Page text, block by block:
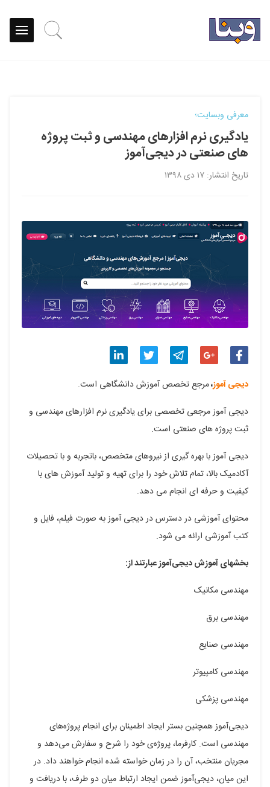
معرفی وبسایت؛
یادگیری نرم افزارهای مهندسی و ثبت پروژه
های صنعتی در دیجی‌آموز
تاریخ انتشار: ۱۷ دی ۱۳۹۸
در
در
پلاس
در
اشتراک
در
دیجی آموز،مرجع تخصص‌ آموزش دانشگاهی است.
دیجی آموز مرجعی تخصصی برای یادگیری نرم افزارهای مهندسی و
ثبت پروژه های صنعتی است.
دیجی آموز با بهره گیری از نیروهای متخصص، باتجربه و با تحصیلات
آکادمیک بالا، تمام تلاش خود را برای تهیه و تولید آموزش های با
کیفیت و حرفه ای انجام می دهد.
محتوای آموزشی در دسترس در دیجی آموز به صورت فیلم، فایل و
کتب آموزشی ارائه می شود.
بخش‎های آموزش دیجی‌آموز عبارتند از:
مهندسی مکانیک
مهندسی برق
مهندسی صنایع
مهندسی کامپیوتر
مهندسی پزشکی
دیجی‌آموز همچنین بستر ایجاد اطمینان برای انجام پروژه‌های
مهندسی است. کارفرما، پروژه‌ی خود را شرح و سفارش می‌دهد و
مجریان منتخب، آن را در زمان خواسته شده انجام خواهند داد. در
این میان، دیجی‌آموز ضمن ایجاد ارتباط میان دو طرف، با دریافت و